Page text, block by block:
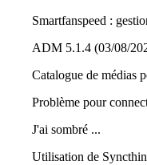
Smartfanspeed :
ADM 5.1.4 (03/08/
Catalogue de médias
Problème pour
J'ai sombré ...
Utilisation de